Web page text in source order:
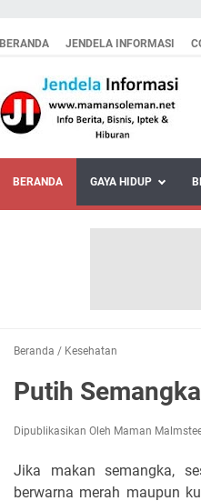
BERANDA JENDELA INFORMASI
BERANDA GAYA HIDUP
Beranda / Kesehatan
Putih
Dipublikasikan Oleh Maman
Jika makan semangka,
berwarna merah maupun